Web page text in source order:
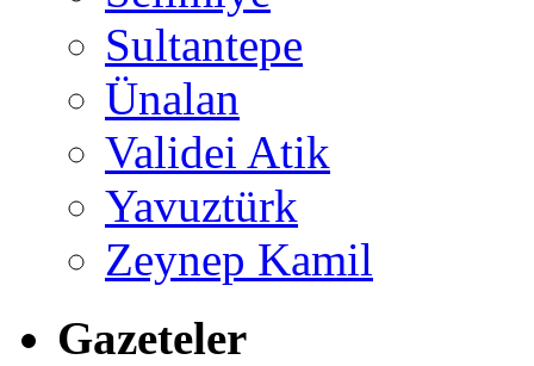
Sultantepe
Ünalan
Validei Atik
Yavuztürk
Zeynep Kamil
Gazeteler